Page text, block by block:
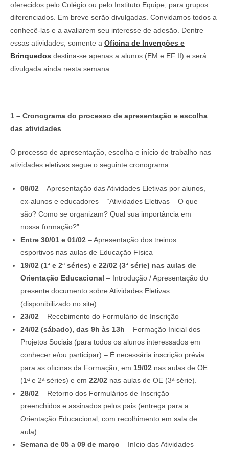
oferecidos pelo Colégio ou pelo Instituto Equipe, para grupos
diferenciados. Em breve serão divulgadas. Convidamos todos a
conhecê-las e a avaliarem seu interesse de adesão. Dentre
essas atividades, somente a Oficina de Invenções e
Brinquedos destina-se apenas a alunos (EM e EF II) e será
divulgada ainda nesta semana.
1 – Cronograma do processo de apresentação e escolha
das atividades
O processo de apresentação, escolha e início de trabalho nas
atividades eletivas segue o seguinte cronograma:
08/02 – Apresentação das Atividades Eletivas por alunos,
ex-alunos e educadores – “Atividades Eletivas – O que
são? Como se organizam? Qual sua importância em
nossa formação?”
Entre 30/01 e 01/02 – Apresentação dos treinos
esportivos nas aulas de Educação Física
19/02 (1ª e 2ª séries) e 22/02 (3ª série) nas aulas de
Orientação Educacional – Introdução / Apresentação do
presente documento sobre Atividades Eletivas
(disponibilizado no site)
23/02 – Recebimento do Formulário de Inscrição
24/02 (sábado), das 9h às 13h – Formação Inicial dos
Projetos Sociais (para todos os alunos interessados em
conhecer e/ou participar) – É necessária inscrição prévia
para as oficinas da Formação, em 19/02 nas aulas de OE
(1ª e 2ª séries) e em 22/02 nas aulas de OE (3ª série).
28/02 – Retorno dos Formulários de Inscrição
preenchidos e assinados pelos pais (entrega para a
Orientação Educacional, com recolhimento em sala de
aula)
Semana de 05 a 09 de março – Início das Atividades